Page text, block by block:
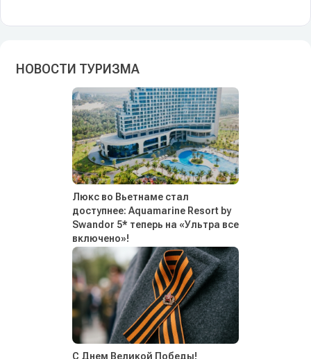
НОВОСТИ ТУРИЗМА
Люкс во Вьетнаме стал
доступнее: Aquamarine Resort by
Swandor 5* теперь на «Ультра все
включено»!
С Днем Великой Победы!